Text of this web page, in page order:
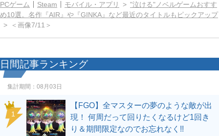
PCゲーム
Steam モバイル・アプリ
"泣ける"ノベルゲームおすす
め10選。名作『AIR』や『GINKA』など最近のタイトルもピックアップ
＜画像7/11＞
日間記事ランキング
集計期間： 08月03日
1
【FGO】全マスターの夢のような敵が出
現！ 何周だって回りたくなるけど1回き
り＆期間限定なのでお忘れなく!!